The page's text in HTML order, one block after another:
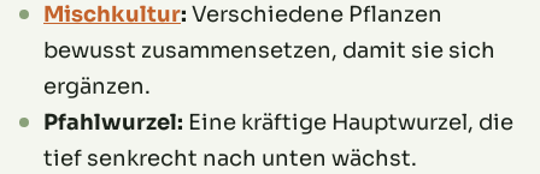
Mischkultur: Verschiedene Pflanzen
bewusst zusammensetzen, damit sie sich
ergänzen.
Pfahlwurzel: Eine kräftige Hauptwurzel, die
tief senkrecht nach unten wächst.